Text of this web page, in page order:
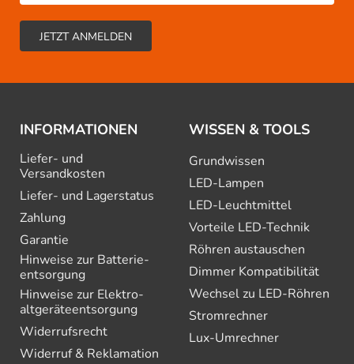
INFORMATIONEN
Liefer- und
Versandkosten
Liefer- und Lagerstatus
Zahlung
Garantie
Hinweise zur Batterie­
entsorgung
Hinweise zur Elektro­
altgeräte­entsorgung
Widerrufsrecht
Widerruf & Reklamation
WISSEN & TOOLS
Grundwissen
LED-Lampen
LED-Leuchtmittel
Vorteile LED-Technik
Röhren austauschen
Dimmer Kompatibilität
Wechsel zu LED-Röhren
Stromrechner
Lux-Umrechner